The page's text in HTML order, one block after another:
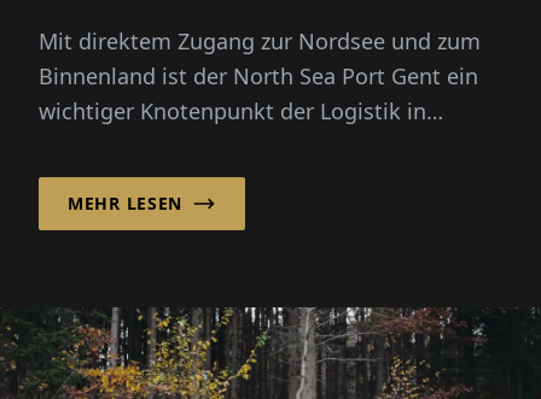
Mit direktem Zugang zur Nordsee und zum
Binnenland ist der North Sea Port Gent ein
wichtiger Knotenpunkt der Logistik in
MEHR LESEN